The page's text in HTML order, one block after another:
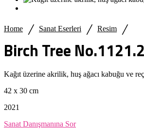
Home / Sanat Eserleri / Resim /
Birch Tree
Kağıt üzerine akrilik, huş ağacı kabuğu ve
42 x 30 cm
2021
Sanat Danışmanına Sor